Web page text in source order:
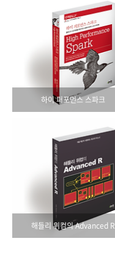
하이 퍼포먼스 스파크
해들리 위컴의 Advanced R